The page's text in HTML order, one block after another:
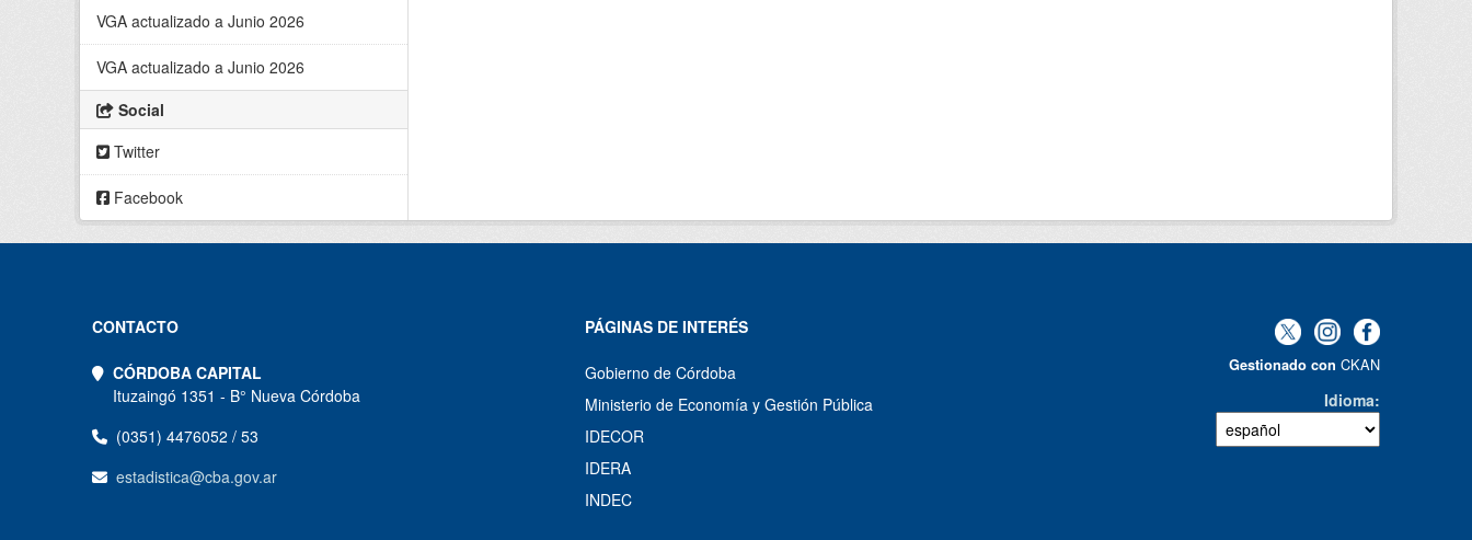
VGA actualizado a Junio 2026
VGA actualizado a Junio 2026
Social
Twitter
Facebook
CONTACTO
CÓRDOBA CAPITAL
Ituzaingó 1351 - B° Nueva Córdoba
(0351) 4476052 / 53
estadistica@cba.gov.ar
PÁGINAS DE INTERÉS
Gobierno de Córdoba
Ministerio de Economía y Gestión Pública
IDECOR
IDERA
INDEC
Gestionado con CKAN
Idioma